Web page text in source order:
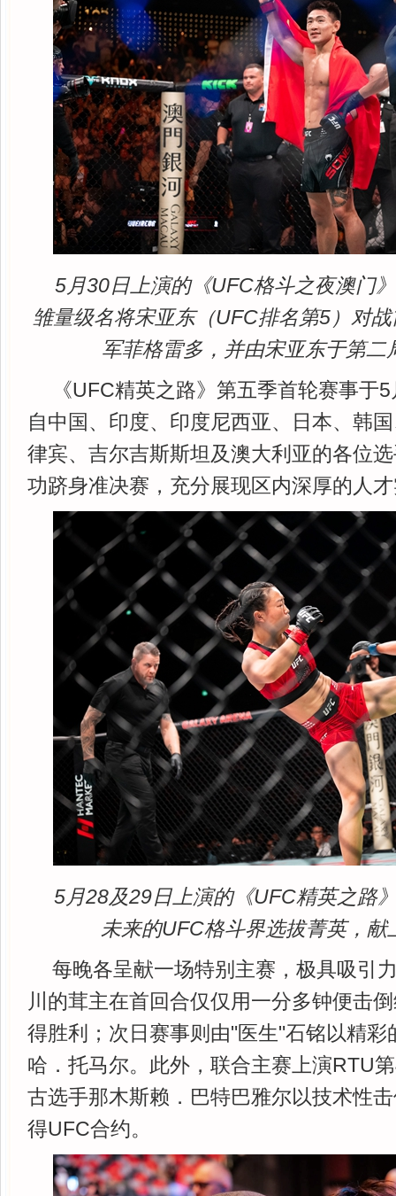
5月30日上演的《UFC格斗之夜澳门
雏量级名将宋亚东（UFC排名第5）对
军菲格雷多，并由宋亚东于第二
《UFC精英之路》第五季首轮赛事于
自中国、印度、印度尼西亚、日本、韩
律宾、吉尔吉斯斯坦及澳大利亚的各位
功跻身准决赛，充分展现区内深厚的人
5月28及29日上演的《UFC精英之路
未来的UFC格斗界选拔菁英，献
每晚各呈献一场特别主赛，极具吸引
川的茸主在首回合仅仅用一分多钟便击
得胜利；次日赛事则由"医生"石铭以精彩
哈．托马尔。此外，联合主赛上演RTU
古选手那木斯赖．巴特巴雅尔以技术性
得UFC合约。